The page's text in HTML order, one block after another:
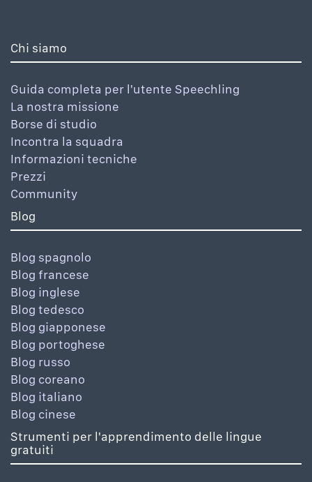
Chi siamo
Guida completa per l'utente Speechling
La nostra missione
Borse di studio
Incontra la squadra
Informazioni tecniche
Prezzi
Community
Blog
Blog spagnolo
Blog francese
Blog inglese
Blog tedesco
Blog giapponese
Blog portoghese
Blog russo
Blog coreano
Blog italiano
Blog cinese
Strumenti per l'apprendimento delle lingue
gratuiti